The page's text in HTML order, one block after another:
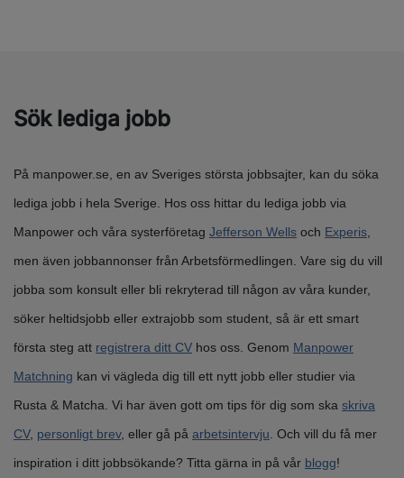
Sök lediga jobb
På manpower.se, en av Sveriges största jobbsajter, kan du söka
lediga jobb i hela Sverige. Hos oss hittar du lediga jobb via
Manpower och våra systerföretag Jefferson Wells och Experis,
men även jobbannonser från Arbetsförmedlingen. Vare sig du vill
jobba som konsult eller bli rekryterad till någon av våra kunder,
söker heltidsjobb eller extrajobb som student, så är ett smart
första steg att registrera ditt CV hos oss. Genom Manpower
Matchning kan vi vägleda dig till ett nytt jobb eller studier via
Rusta & Matcha. Vi har även gott om tips för dig som ska skriva
CV, personligt brev, eller gå på arbetsintervju. Och vill du få mer
inspiration i ditt jobbsökande? Titta gärna in på vår blogg!